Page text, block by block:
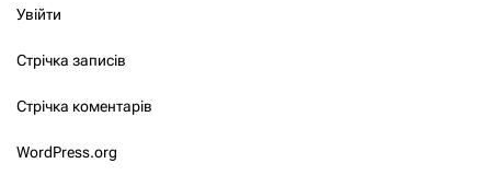
Увійти
Стрічка записів
Стрічка коментарів
WordPress.org